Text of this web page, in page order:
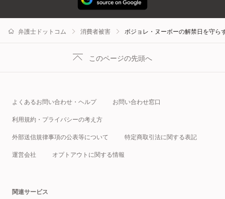
弁護士ドットコム 消費者被害 ボジョレ・ヌーボーの解禁日を守ら
このページの先頭へ
よくあるお問い合わせ・ヘルプ お問い合わせ窓口
利用規約・プライバシーの考え方
外部送信規律事項の公表等について 特定商取引法に関する表記
運営会社 オプトアウトに関する情報
関連サービス